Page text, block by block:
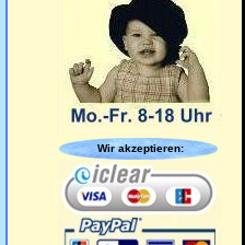
Wir akzeptieren: